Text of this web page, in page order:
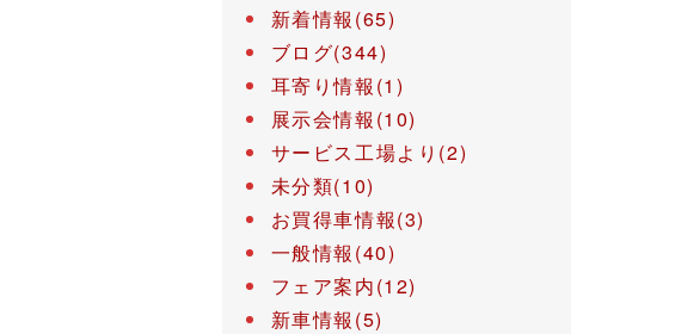
新着情報(65)
ブログ(344)
耳寄り情報(1)
展示会情報(10)
サービス工場より(2)
未分類(10)
お買得車情報(3)
一般情報(40)
フェア案内(12)
新車情報(5)